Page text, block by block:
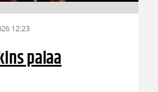
12:23
palaa